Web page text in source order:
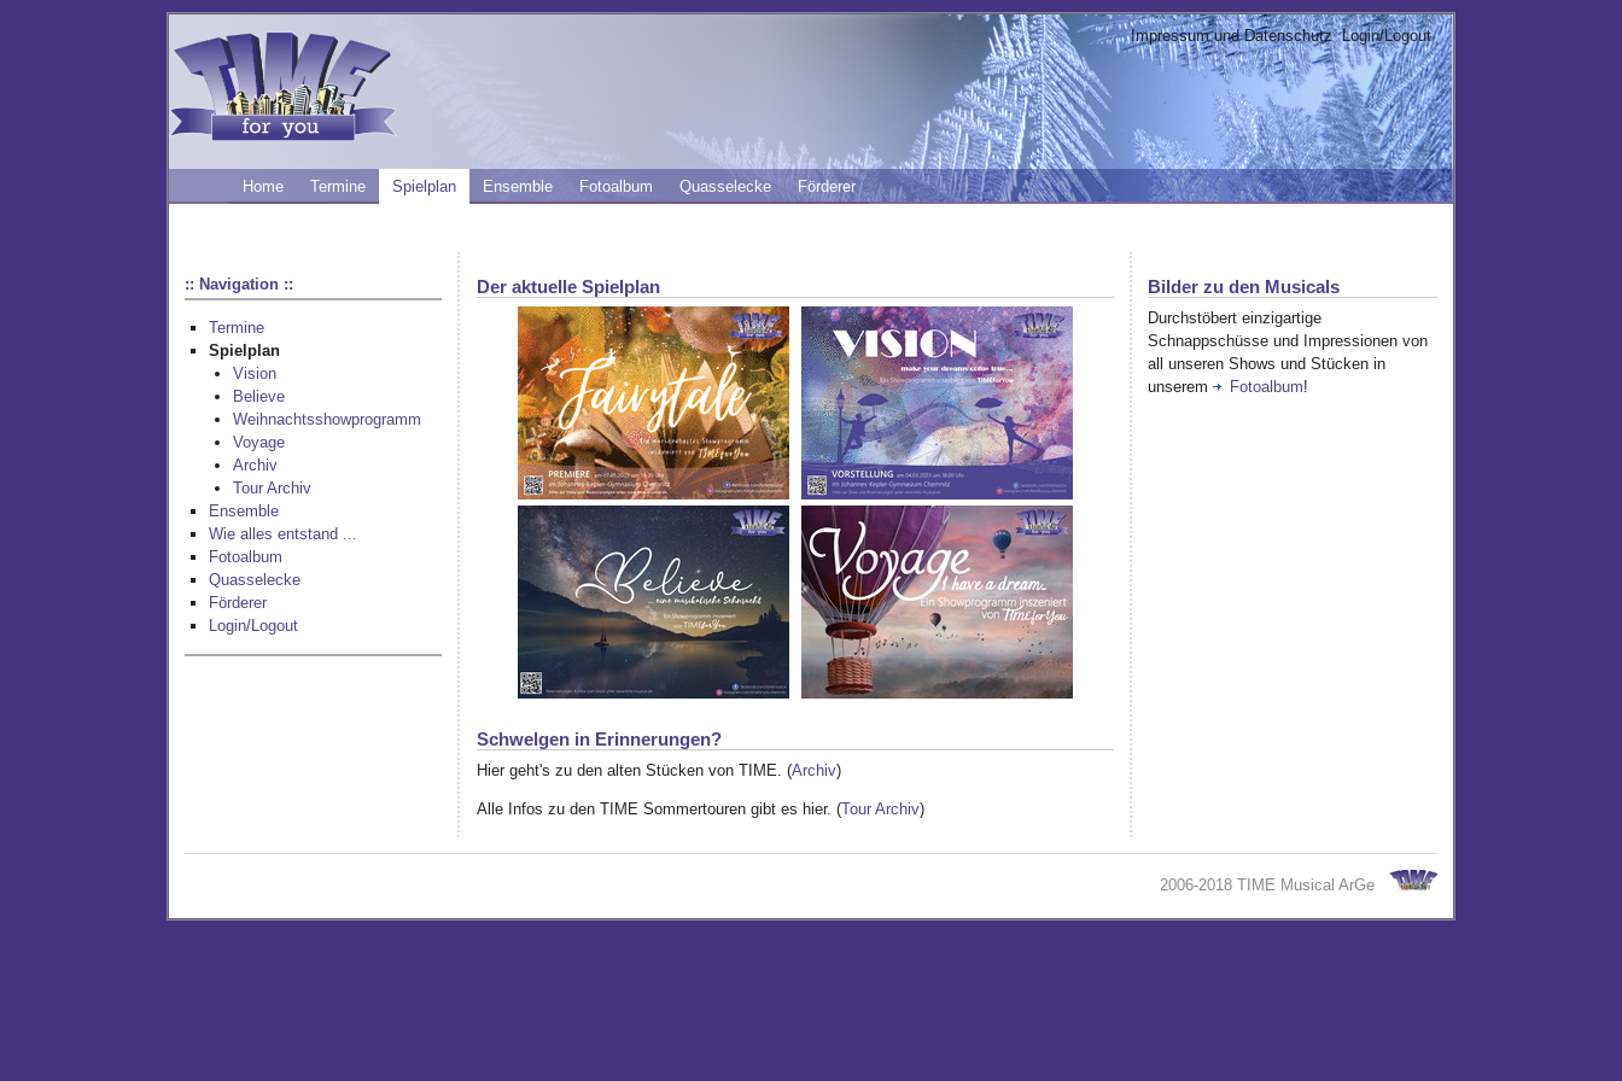
Impressum und Datenschutz Login/Logout
Home Termine Spielplan Ensemble Fotoalbum Quasselecke Förderer
:: Navigation ::
Termine
Spielplan
Vision
Believe
Weihnachtsshowprogramm
Voyage
Archiv
Tour Archiv
Ensemble
Wie alles entstand ...
Fotoalbum
Quasselecke
Förderer
Login/Logout
Bilder zu den Musicals
Durchstöbert einzigartige
Schnappschüsse und Impressionen von
all unseren Shows und Stücken in
unserem
Fotoalbum!
Der aktuelle Spielplan
Schwelgen in Erinnerungen?
Hier geht's zu den alten Stücken von TIME. (Archiv)
Alle Infos zu den TIME Sommertouren gibt es hier. (Tour Archiv)
2006-2018 TIME Musical ArGe